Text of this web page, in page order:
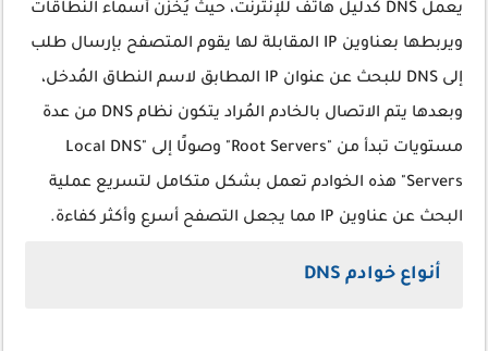
يعمل DNS كدليل هاتف للإنترنت، حيث يُخزّن أسماء النطاقات
ويربطها بعناوين IP المقابلة لها يقوم المتصفح بإرسال طلب
إلى DNS للبحث عن عنوان IP المطابق لاسم النطاق المُدخل،
وبعدها يتم الاتصال بالخادم المُراد يتكون نظام DNS من عدة
مستويات تبدأ من "Root Servers" وصولًا إلى "Local DNS
Servers" هذه الخوادم تعمل بشكل متكامل لتسريع عملية
البحث عن عناوين IP مما يجعل التصفح أسرع وأكثر كفاءة.
أنواع خوادم DNS